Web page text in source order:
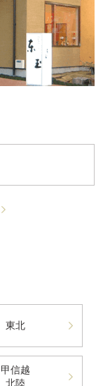
東北
甲信越
北陸